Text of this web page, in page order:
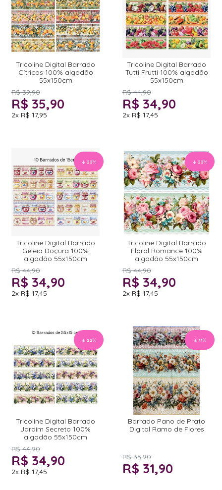
Tricoline Digital Barrado
Cítricos 100% algodão
55x150cm
R$ 39,90
R$ 35,90
2x R$ 17,95
Tricoline Digital Barrado
Tutti Frutti 100% algodão
55x150cm
R$ 44,90
R$ 34,90
2x R$ 17,45
22%
Tricoline Digital Barrado
Geleia Doçura 100%
algodão 55x150cm
R$ 44,90
R$ 34,90
2x R$ 17,45
22%
Tricoline Digital Barrado
Floral Romance 100%
algodão 55x150cm
R$ 44,90
R$ 34,90
2x R$ 17,45
22%
Tricoline Digital Barrado
Jardim Secreto 100%
algodão 55x150cm
R$ 44,90
R$ 34,90
2x R$ 17,45
11%
Barrado Pano de Prato
Digital Ramo de Flores
R$ 35,90
R$ 31,90